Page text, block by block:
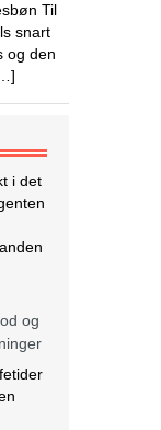
Til
snart
og den
i det
og
og til
en
fra